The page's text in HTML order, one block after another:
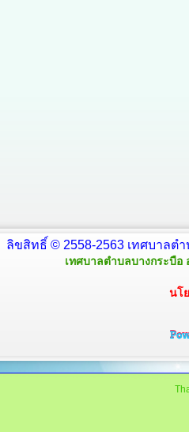
ลิขสิทธิ์ © 2558-2563 เทศบาลต
เทศบาลตำบลบางกระบือ
นโ